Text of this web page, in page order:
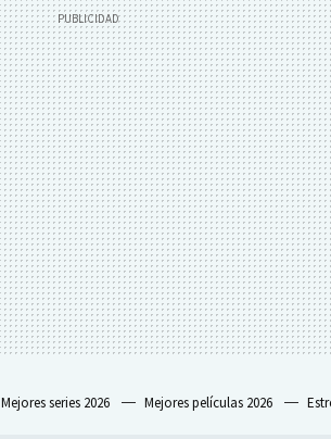
Mejores series 2026 Mejores películas 2026